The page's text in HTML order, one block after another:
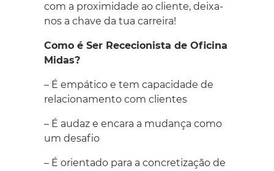
com a proximidade ao cliente, deixa-
nos a chave da tua carreira!
Como é Ser Rececionista de Oficina
Midas?
– É empático e tem capacidade de
relacionamento com clientes
– É audaz e encara a mudança como
um desafio
– É orientado para a concretização de